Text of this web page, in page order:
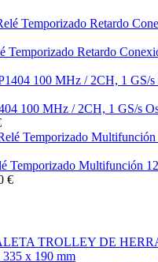
Temporizado Retardo
100 MHz / 2CH, 1 GS/s
Temporizado Multifunción
€